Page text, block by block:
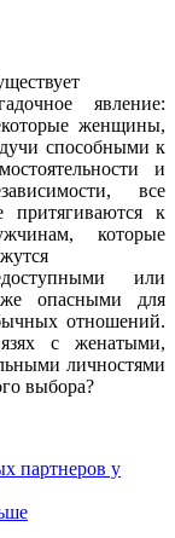
явление:
женщины,
способными к
и
все
притягиваются к
которые
или
опасными для
отношений.
с женатыми,
личностями
выбора?
партнеров у